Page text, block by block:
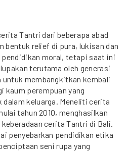
Tantri dari beberapa abad
bentuk relief di pura, lukisan dan
moral, tetapi saat ini
terutama oleh generasi
membangkitkan kembali
kaum perempuan yang
keluarga. Meneliti cerita
tahun 2010, menghasilkan
cerita Tantri di Bali.
penyebarkan pendidikan etika
seni rupa yang